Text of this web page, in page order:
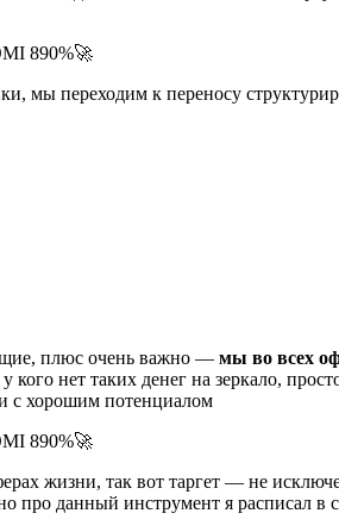
мы переходим к переносу
плюс очень важно — мы во всех
нет таких денег на зеркало,
с хорошим потенциалом
жизни, так вот таргет — не
про данный инструмент я расписал в